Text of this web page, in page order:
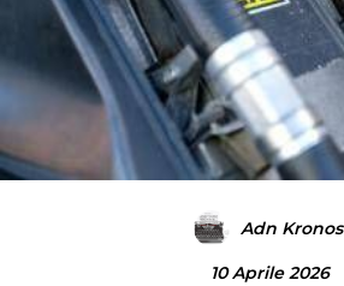
Adn Kronos
10 Aprile 2026